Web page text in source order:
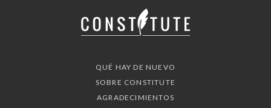
QUÉ HAY DE NUEVO
SOBRE CONSTITUTE
AGRADECIMIENTOS